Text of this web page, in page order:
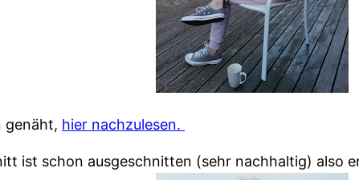
genäht, hier nachzulesen.
ist schon ausgeschnitten (sehr nachhaltig) also